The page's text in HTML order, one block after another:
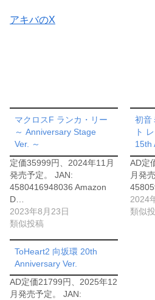
アキバのX
マクロスF ランカ・リー
～ Anniversary Stage
Ver. ～
定価35999円、2024年11月
発売予定。 JAN:
4580416948036 Amazon
D…
2023年8月23日
類似投稿
初音
ト
15th
AD定
月発
2024
類似
ToHeart2 向坂環 20th
Anniversary Ver.
AD定価21799円、2025年12
月発売予定。 JAN: